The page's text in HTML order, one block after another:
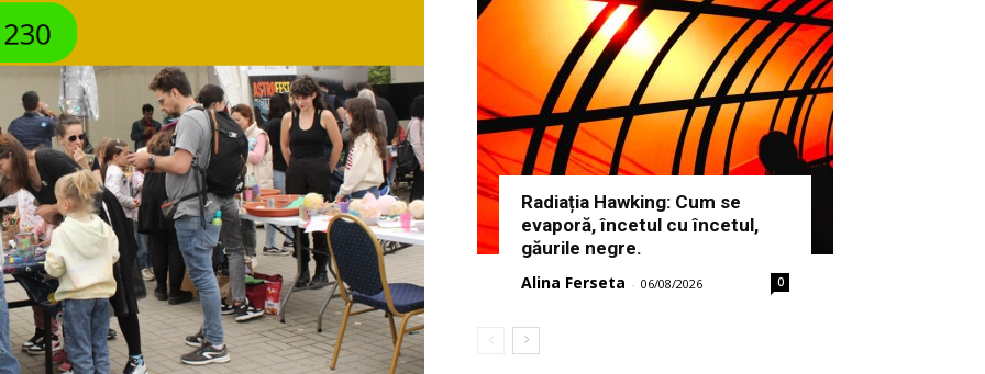
Radiația Hawking: Cum se
evaporă, încetul cu încetul,
găurile negre.
Alina Ferseta - 06/08/2026 0